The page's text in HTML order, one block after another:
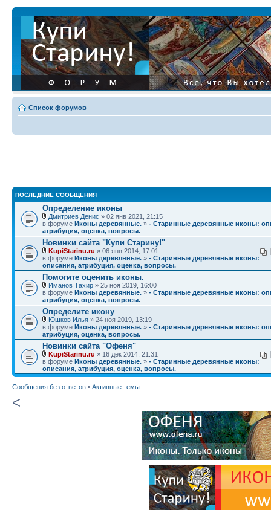
Список форумов
ПОСЛЕДНИЕ СООБЩЕНИЯ
Определение иконы
Дмитриев Денис » 02 янв 2021, 21:15
в форуме Иконы деревянные. » - Старинные деревянные иконы:
атрибуция, оценка, вопросы.
Новинки сайта "Купи Старину!"
KupiStarinu.ru » 06 янв 2014, 17:01
в форуме Иконы деревянные. » - Старинные деревянные иконы:
описания, атрибуция, оценка, вопросы.
Помогите оценить иконы.
Иманов Тахир » 25 ноя 2019, 16:00
в форуме Иконы деревянные. » - Старинные деревянные иконы:
атрибуция, оценка, вопросы.
Определите икону
Юшков Илья » 24 ноя 2019, 13:19
в форуме Иконы деревянные. » - Старинные деревянные иконы:
атрибуция, оценка, вопросы.
Новинки сайта "Офеня"
KupiStarinu.ru » 16 дек 2014, 21:31
в форуме Иконы деревянные. » - Старинные деревянные иконы:
описания, атрибуция, оценка, вопросы.
Сообщения без ответов • Активные темы
<